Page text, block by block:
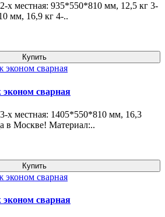
х местная: 935*550*810 мм, 12,5 кг 3-
мм, 16,9 кг 4-..
Купить
сварная
х местная: 1405*550*810 мм, 16,3
в Москве! Материал:..
Купить
сварная